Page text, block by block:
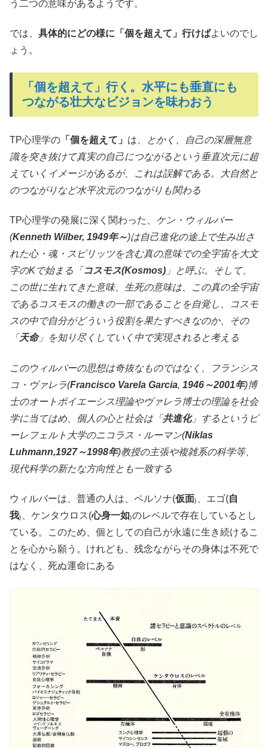
う二つの意味があるようです。
では、 具体的にどの様に 「個を超えて」 行けばよいのでし
ょう。
「個を超えて」行く。水平にも垂直にも
つながる壮大なビジョンを味わおう
TP心理学の 「個を超えて」 は、
とかく、自己の深層無意
識を突き抜けて真実の自己につながるという垂直次元に超
えていくイメージがあるが、これは誤解である。大自然と
のつながりなど水平次元のつながりも関わる
TP心理学の発展に深く関わった、 ケン・ウィルバー
(Kenneth Wilber, 1949年～)は自己進化の途上で生み出さ
れた心・魂・スピリッツを含む真の意味での全宇宙を大文
字のKで始まる「 コスモス(Kosmos) 」と呼ぶ。そして、
この世に生れてきた意味、生死の意味は、この真の全宇宙
であるコスモスの働きの一部であることを自覚し、コスモ
スの中で自分がどういう役割を果たすべきなのか、その
「 天命」を知り尽くしていく中で実現されると考える
このウィルバーの思想は奇抜なものではなく、フランシス
コ・ヴァレラ(Francisco Varela Garcia, 1946～2001年)博
士のオートポイエーシス理論やヴァレラ博士の理論を社会
学に当てはめ、個人の心と社会は「 共進化」するというビ
ーレフェルト大学のニコラス・ルーマン(Niklas
Luhmann,1927～1998年)教授の主張や複雑系の科学等、
現代科学の新たな方向性とも一致する
ウィルバーは、普通の人は、ペルソナ(仮面₎、エゴ(自
我₎、ケンタウロス(心身一如₎のレベルで存在しているとし
ている。このため、個としての自己が永遠に生き続けるこ
とを心から願う。けれども、残念ながらその身体は不死で
はなく、死ぬ運命にある